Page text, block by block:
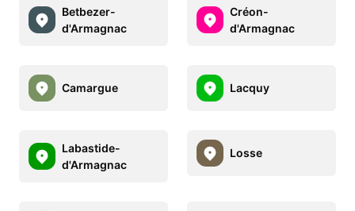
Betbezer-
d'Armagnac
Créon-
d'Armagnac
Camargue Lacquy
Labastide-
d'Armagnac
Losse